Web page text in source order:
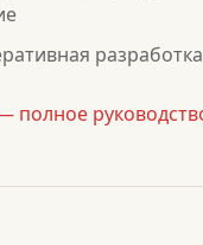
полное